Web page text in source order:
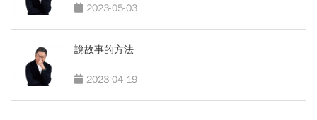
2023-05-03
說故事的方法
2023-04-19